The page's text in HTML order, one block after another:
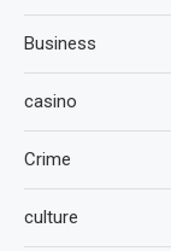
Business
casino
Crime
culture